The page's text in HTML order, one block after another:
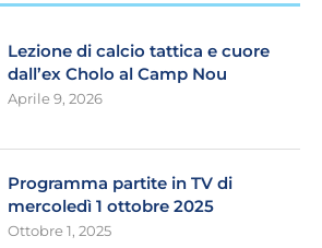
Lezione di calcio tattica e cuore
dall’ex Cholo al Camp Nou
Aprile 9, 2026
Programma partite in TV di
mercoledì 1 ottobre 2025
Ottobre 1, 2025